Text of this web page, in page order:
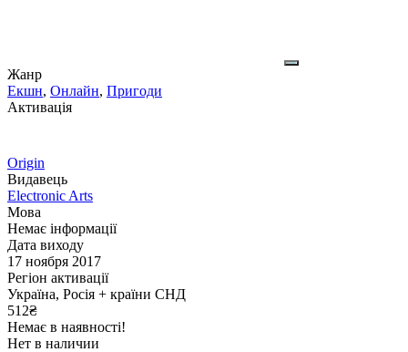
Жанр
Екшн, Онлайн, Пригоди
Активація
Origin
Видавець
Electronic Arts
Мова
Немає інформації
Дата виходу
17 ноября 2017
Регіон активації
Україна, Росія + країни СНД
512₴
Немає в наявності!
Нет в наличии